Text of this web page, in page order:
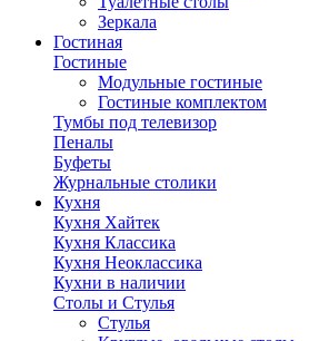
Зеркала
Гостиная
Гостиные
Модульные гостиные
Гостиные комплектом
Тумбы под телевизор
Пеналы
Буфеты
Журнальные столики
Кухня
Кухня Хайтек
Кухня Классика
Кухня Неоклассика
Кухни в наличии
Столы и Стулья
Стулья